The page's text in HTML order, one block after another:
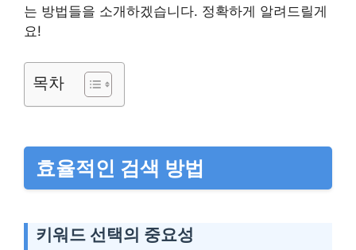
는 방법들을 소개하겠습니다. 정확하게 알려드릴게
요!
목차
효율적인 검색 방법
키워드 선택의 중요성